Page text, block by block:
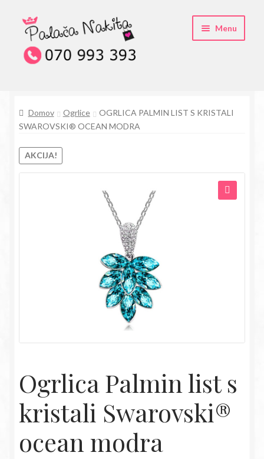
Skip
to
navigation
Skip
to
content
Menu
Pogosta vprašanja
Kontakt
Trgovina
Domov Ogrlice
OGRLICA PALMIN LIST S KRISTALI
SWAROVSKI® OCEAN MODRA
AKCIJA!
Ogrlica Palmin list s
kristali Swarovski®
ocean modra